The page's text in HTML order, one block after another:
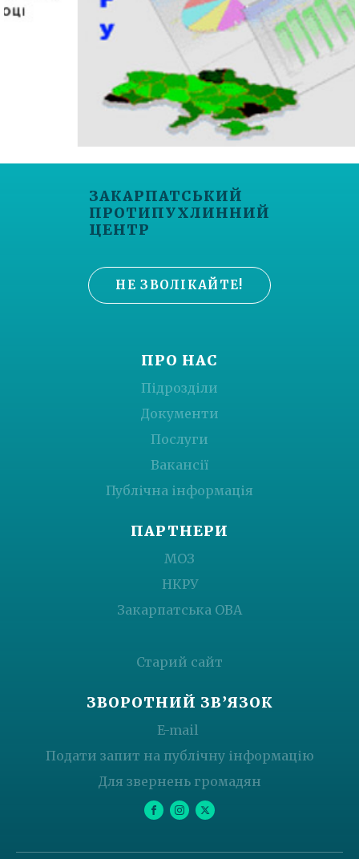
ЗАКАРПАТСЬКИЙ
ПРОТИПУХЛИННИЙ
ЦЕНТР
НЕ ЗВОЛІКАЙТЕ!
ПРО НАС
Підрозділи
Документи
Послуги
Вакансії
Публічна інформація
ПАРТНЕРИ
МОЗ
НКРУ
Закарпатська ОВА
Старий сайт
ЗВОРОТНИЙ ЗВ’ЯЗОК
E-mail
Подати запит на публічну інформацію
Для звернень громадян